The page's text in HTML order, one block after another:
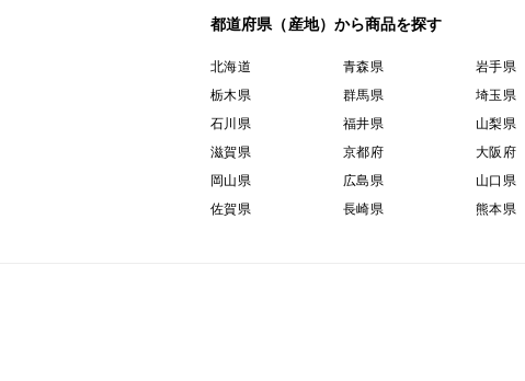
都道府県（産地）から商品を探す
北海道 青森県 岩手県
栃木県
群馬県 埼玉県
石川県
福井県 山梨県
滋賀県
京都府 大阪府
岡山県
広島県 山口県
佐賀県
長崎県 熊本県